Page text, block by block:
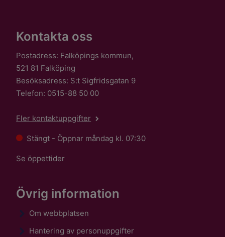
Kontakta oss
Postadress: Falköpings kommun,
521 81 Falköping
Besöksadress: S:t Sigfridsgatan 9
Telefon: 0515-88 50 00
Fler kontaktuppgifter
Stängt - Öppnar måndag kl. 07:30
Se öppettider
Övrig information
Om webbplatsen
Hantering av personuppgifter